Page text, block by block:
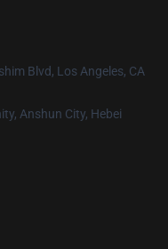
Blvd, Los Angeles, CA
Anshun City, Hebei